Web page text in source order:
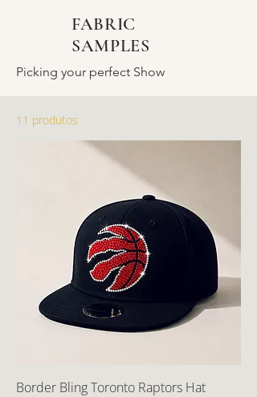
FABRIC
SAMPLES
Picking your perfect Show
11 produtos
Border Bling Toronto Raptors Hat